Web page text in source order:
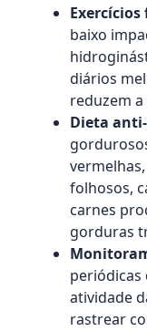
Exercícios
baixo
diários
reduzem
Dieta
folhosos,
carnes
gorduras
atividade
rastrear